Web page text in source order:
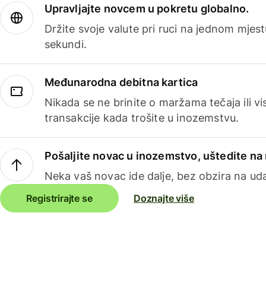
Upravljajte novcem u pokretu globalno.
Držite svoje valute pri ruci na jednom
sekundi.
Međunarodna debitna kartica
Nikada se ne brinite o maržama tečaja ili
transakcije kada trošite u inozemstvu.
Pošaljite novac u inozemstvo, uštedite na
Neka vaš novac ide dalje, bez obzira na
Registrirajte se Doznajte više